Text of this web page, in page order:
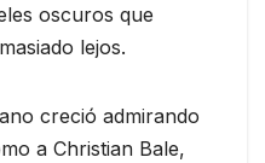
oscuros que
lejos.
creció admirando
a Christian Bale,